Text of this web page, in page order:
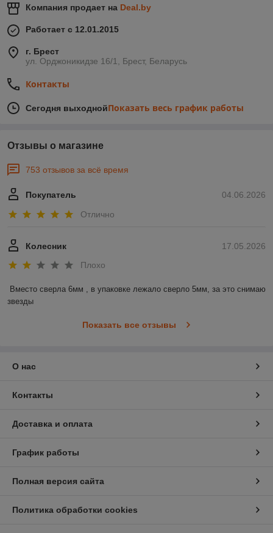
Компания продает на Deal.by
Работает с 12.01.2015
г. Брест
ул. Орджоникидзе 16/1, Брест, Беларусь
Контакты
Сегодня выходнойПоказать весь график работы
Отзывы о магазине
753 отзывов за всё время
04.06.2026
Покупатель
Отлично
17.05.2026
Колесник
Плохо
Вместо сверла 6мм , в упаковке лежало сверло 5мм, за это снимаю
звезды
Показать все отзывы
О нас
Контакты
Доставка и оплата
График работы
Полная версия сайта
Политика обработки cookies